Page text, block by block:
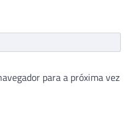
para a próxima vez